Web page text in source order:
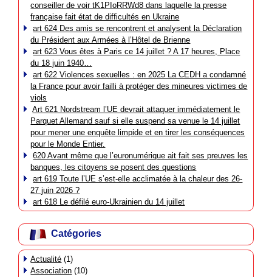
conseiller de voir tK1PIoRRWd8 dans laquelle la presse
française fait état de difficultés en Ukraine
art 624 Des amis se rencontrent et analysent la Déclaration
du Président aux Armées à l’Hôtel de Brienne
art 623 Vous êtes à Paris ce 14 juillet ? A 17 heures, Place
du 18 juin 1940…
art 622 Violences sexuelles : en 2025 La CEDH a condamné
la France pour avoir failli à protéger des mineures victimes de
viols
Art 621 Nordstream l’UE devrait attaquer immédiatement le
Parquet Allemand sauf si elle suspend sa venue le 14 juillet
pour mener une enquête limpide et en tirer les conséquences
pour le Monde Entier.
620 Avant même que l’euronumérique ait fait ses preuves les
banques, les citoyens se posent des questions
art 619 Toute l’UE s’est-elle acclimatée à la chaleur des 26-
27 juin 2026 ?
art 618 Le défilé euro-Ukrainien du 14 juillet
Catégories
Actualité (1)
Association (10)